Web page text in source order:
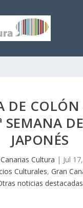
DE COLÓN
SEMANA
JAPONÉS
Canarias Cultura | Jul
Culturales, Gran
noticias destacadas